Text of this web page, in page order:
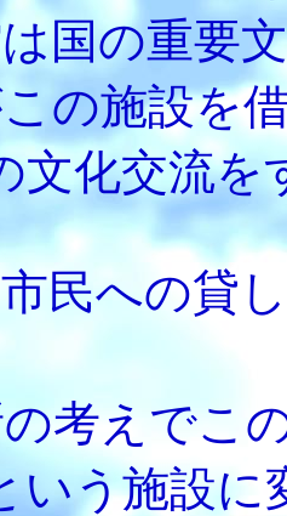
国の重要
この施設
文化交流を
民への貸
の考えで
いう施設に